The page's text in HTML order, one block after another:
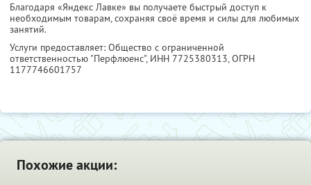
Благодаря «Яндекс Лавке» вы получаете быстрый доступ к
необходимым товарам, сохраняя своё время и силы для любимых
занятий.
Услуги предоставляет: Общество с ограниченной
ответственностью "Перфлюенс", ИНН 7725380313, ОГРН
1177746601757
Похожие акции: